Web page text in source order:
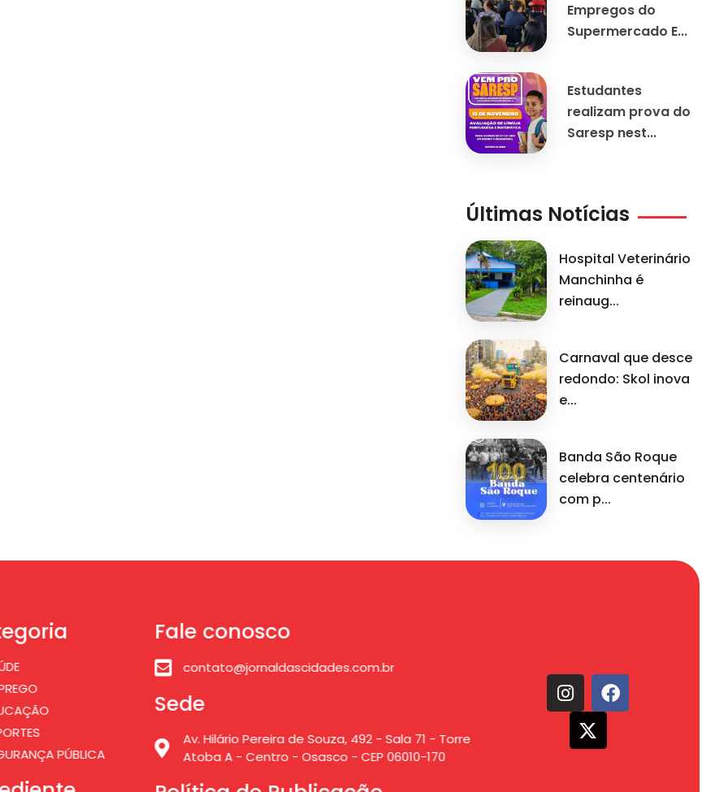
Empregos do
Supermercado E...
Estudantes
realizam prova do
Saresp nest...
Últimas Notícias
Hospital Veterinário
Manchinha é
reinaug...
Carnaval que desce
redondo: Skol inova
e...
Banda São Roque
celebra centenário
com p...
PÚBLICA
Fale conosco
contato@jornaldascidades.com.br
Sede
Av. Hilário Pereira de Souza, 492 - Sala 71 - Torre
Atoba A - Centro - Osasco - CEP 06010-170